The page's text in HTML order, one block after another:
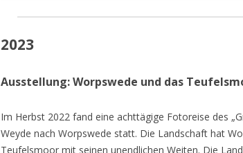
2023
Ausstellung: Worpswede und das
Im Herbst 2022 fand eine achttägige Fotoreise des
Weyde nach Worpswede statt. Die Landschaft hat
Teufelsmoor mit seinen unendlichen Weiten. Die